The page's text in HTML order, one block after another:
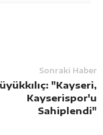
Sonraki Haber
"Kayseri,
Kayserispor'u
Sahiplendi"